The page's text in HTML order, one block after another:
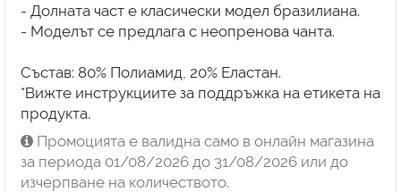
- Долната част е класически модел бразилиана.
- Моделът се предлага с неопренова чанта.
Състав: 80% Полиамид, 20% Еластан.
*Вижте инструкциите за поддръжка на етикета на
продукта.
Промоцията е валидна само в онлайн магазина
за периода 01/08/2026 до 31/08/2026 или до
изчерпване на количеството.